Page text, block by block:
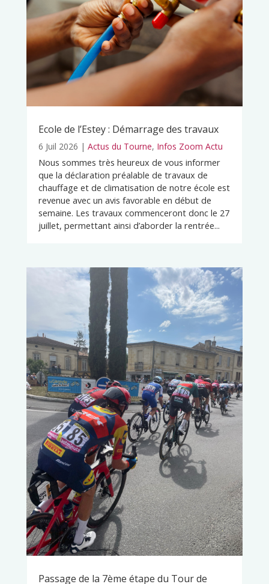
Ecole de l’Estey : Démarrage des travaux
6 Juil 2026 | Actus du Tourne, Infos Zoom Actu
Nous sommes très heureux de vous informer
que la déclaration préalable de travaux de
chauffage et de climatisation de notre école est
revenue avec un avis favorable en début de
semaine. Les travaux commenceront donc le 27
juillet, permettant ainsi d’aborder la rentrée...
Passage de la 7ème étape du Tour de